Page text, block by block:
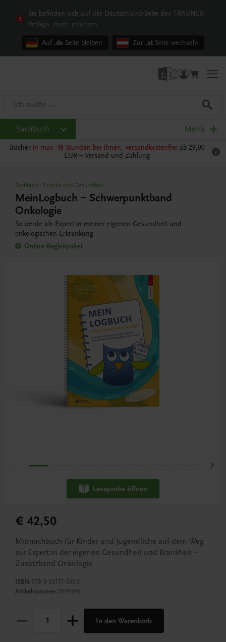
Sie befinden sich auf der Deutschland-Seite des TRAUNER
Verlags. mehr erfahren
Auf .de Seite bleiben Zur .at Seite wechseln
Sachbuch Menü
Bücher in max. 48 Stunden bei Ihnen, versandkostenfrei ab 29,00
EUR – Versand und Zahlung
Sachbuch - Familie und Gesundheit
MeinLogbuch – Schwerpunktband
Onkologie
So werde ich Expert:in meiner eigenen Gesundheit und
onkologischen Erkrankung
Online-Begleitpaket
Leseprobe öffnen
€ 42,50
Mitmachbuch für Kinder und Jugendliche auf dem Weg
zur Expert:in der eigenen Gesundheit und Krankheit –
Zusatzband Onkologie
ISBN 978-3-99151-339-1
Artikelnummer 20199961
In den Warenkorb